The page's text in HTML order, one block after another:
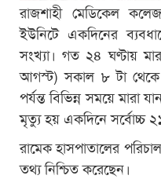
রাজশাহী মেডিকেল
ইউনিটে একদিনের
সংখ্যা। গত ২৪ ঘণ্টায়
আগস্ট) সকাল ৮ টা
পর্যন্ত বিভিন্ন সময়ে
মৃত্যু হয় একদিনে সর্বোচ্চ
রামেক হাসপাতালের
তথ্য নিশ্চিত করেছেন।